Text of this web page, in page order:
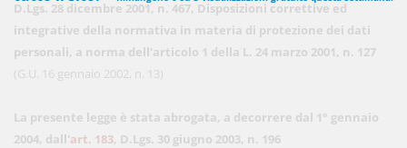
D.Lgs. 28 dicembre 2001, n. 467, Disposizioni correttive ed
integrative della normativa in materia di protezione dei dati
personali, a norma dell'articolo 1 della L. 24 marzo 2001, n. 127
(G.U. 16 gennaio 2002, n. 13)
La presente legge è stata abrogata, a decorrere dal 1° gennaio
2004, dall'art. 183, D.Lgs. 30 giugno 2003, n. 196
450,00 €
Acquista ora